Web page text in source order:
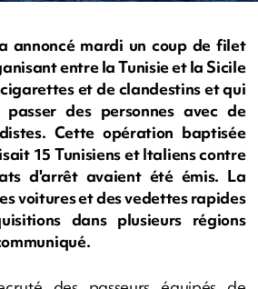
annoncé mardi un coup de filet
entre la Tunisie et la Sicile
et de clandestins et qui
des personnes avec de
Cette opération baptisée
15 Tunisiens et Italiens contre
d'arrêt avaient été émis. La
voitures et des vedettes rapides
dans plusieurs régions